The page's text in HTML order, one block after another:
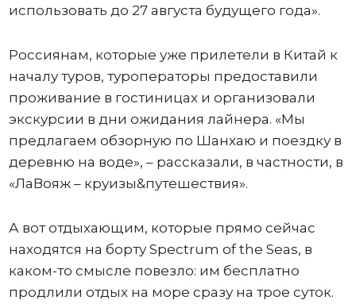
использовать до 27 августа будущего года».
Россиянам, которые уже прилетели в Китай к
началу туров, туроператоры предоставили
проживание в гостиницах и организовали
экскурсии в дни ожидания лайнера. «Мы
предлагаем обзорную по Шанхаю и поездку в
деревню на воде», – рассказали, в частности, в
«ЛаВояж – круизы&путешествия».
А вот отдыхающим, которые прямо сейчас
находятся на борту Spectrum of the Seas, в
каком-то смысле повезло: им бесплатно
продлили отдых на море сразу на трое суток.